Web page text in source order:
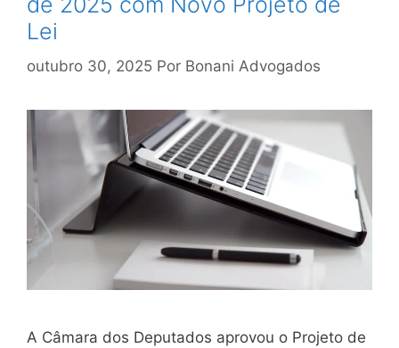
Lei
outubro 30, 2025 Por Bonani Advogados
A Câmara dos Deputados aprovou o Projeto de